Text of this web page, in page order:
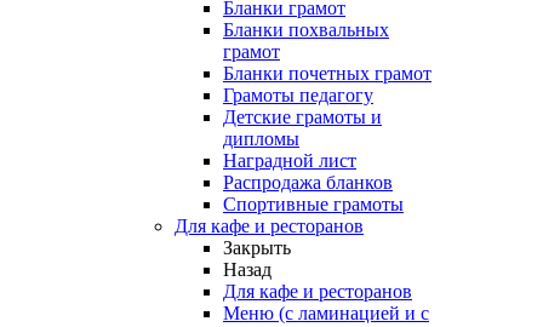
Бланки грамот
Бланки похвальных
грамот
Бланки почетных грамот
Грамоты педагогу
Детские грамоты и
дипломы
Наградной лист
Распродажа бланков
Спортивные грамоты
Для кафе и ресторанов
Закрыть
Назад
Для кафе и ресторанов
Меню (с ламинацией и с